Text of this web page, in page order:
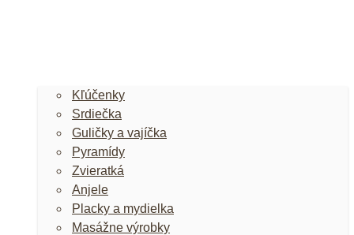
Kľúčenky
Srdiečka
Guličky a vajíčka
Pyramídy
Zvieratká
Anjele
Placky a mydielka
Masážne výrobky